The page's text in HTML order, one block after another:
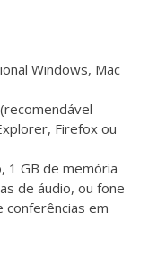
Windows, Mac
Firefox ou
1 GB de memória
de áudio, ou fone
conferências em